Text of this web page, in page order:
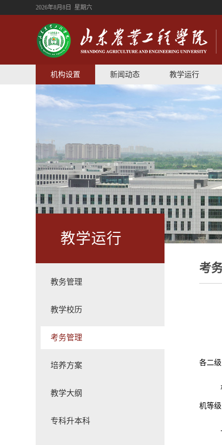
2026年8月8日 星期六
机构设置 新闻动态 教学运行
教学运行
教务管理
教学校历
考务管理
培养方案
教学大纲
专科升本科
考
各二
机等